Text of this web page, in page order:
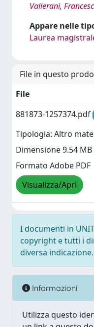
Vallerani,
Appare nelle
Laurea
File in questo
File
881873-1257374.pdf
Tipologia: Altro
Dimensione 9.54 MB
Formato Adobe PDF
Visualizza/Apri
I documenti in
copyright e tutti i
diversa indicazione.
Informazioni
Utilizza questo